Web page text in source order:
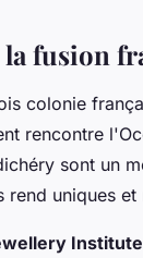
la fusion
colonie
rencontre
sont un
rend uniques et
Institute